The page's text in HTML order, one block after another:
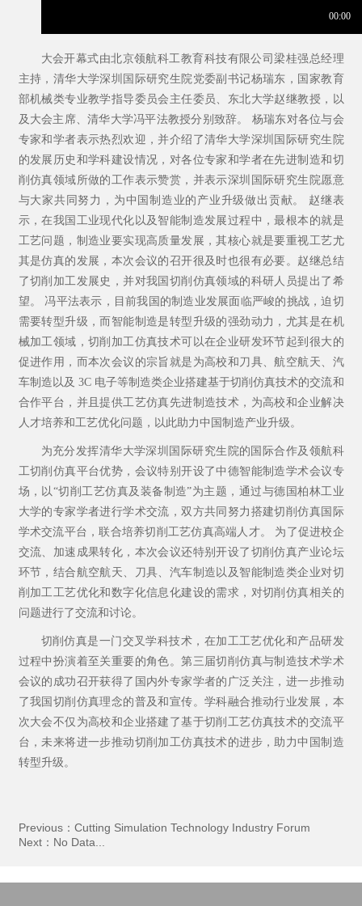
大会开幕式由北京领航科工教育科技有限公司梁桂强总经理
主持，清华大学深圳国际研究生院党委副书记杨瑞东，国家教育
部机械类专业教学指导委员会主任委员、东北大学赵继教授，以
及大会主席、清华大学冯平法教授分别致辞。
杨瑞东对各位与会
专家和学者表示热烈欢迎，并介绍了清华大学深圳国际研究生院
的发展历史和学科建设情况，对各位专家和学者在先进制造和切
削仿真领域所做的工作表示赞赏，并表示深圳国际研究生院愿意
与大家共同努力，为中国制造业的产业升级做出贡献。
赵继表
示，在我国工业现代化以及智能制造发展过程中，最根本的就是
工艺问题，制造业要实现高质量发展，其核心就是要重视工艺尤
其是仿真的发展，本次会议的召开很及时也很有必要。赵继总结
了切削加工发展史，并对我国切削仿真领域的科研人员提出了希
望。
冯平法表示，目前我国的制造业发展面临严峻的挑战，迫切
需要转型升级，而智能制造是转型升级的强劲动力，尤其是在机
械加工领域，切削加工仿真技术可以在企业研发环节起到很大的
促进作用，而本次会议的宗旨就是为高校和刀具、航空航天、汽
车制造以及 3C 电子等制造类企业搭建基于切削仿真技术的交流和
合作平台，并且提供工艺仿真先进制造技术，为高校和企业解决
人才培养和工艺优化问题，以此助力中国制造产业升级。
为充分发挥清华大学深圳国际研究生院的国际合作及领航科
工切削仿真平台优势，会议特别开设了中德智能制造学术会议专
场，以“切削工艺仿真及装备制造”为主题，通过与德国柏林工业
大学的专家学者进行学术交流，双方共同努力搭建切削仿真国际
学术交流平台，联合培养切削工艺仿真高端人才。 为了促进校企
交流、加速成果转化，本次会议还特别开设了切削仿真产业论坛
环节，结合航空航天、刀具、汽车制造以及智能制造类企业对切
削加工工艺优化和数字化信息化建设的需求，对切削仿真相关的
问题进行了交流和讨论。
切削仿真是一门交叉学科技术，在加工工艺优化和产品研发
过程中扮演着至关重要的角色。第三届切削仿真与制造技术学术
会议的成功召开获得了国内外专家学者的广泛关注，进一步推动
了我国切削仿真理念的普及和宣传。学科融合推动行业发展，本
次大会不仅为高校和企业搭建了基于切削工艺仿真技术的交流平
台，未来将进一步推动切削加工仿真技术的进步，助力中国制造
转型升级。
Previous： Cutting Simulation Technology Industry Forum
Next： No Data...